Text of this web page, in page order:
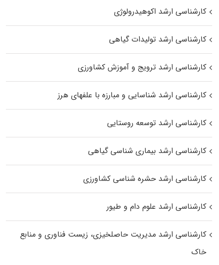
کارشناسی ارشد اکوهیدرولوژی
کارشناسی ارشد تولیدات گیاهی
کارشناسی ارشد ترویج و آموزش کشاورزی
کارشناسی ارشد شناسایی و مبارزه با علفهای هرز
کارشناسی ارشد توسعه روستایی
کارشناسی ارشد بیماری‌ شناسی گیاهی
کارشناسی ارشد حشره‌ شناسی کشاورزی
کارشناسی ارشد علوم دام و طیور
کارشناسی ارشد مدیریت حاصلخیزی، زیست فناوری و منابع
خاک